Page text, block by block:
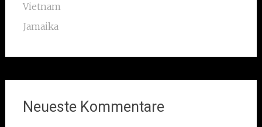
Vietnam
Jamaika
Neueste Kommentare